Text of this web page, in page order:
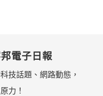
電子日報
技話題、網路動態，
力！